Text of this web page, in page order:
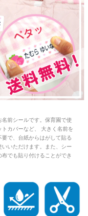
会社概要
お問い合わせ
お客様へのお知
らせ
前シールです。保育園で使
カバーなど、 大きく名前を
で、台紙からはがして貼る
いただけます。また、シー
でも貼り付けることができ